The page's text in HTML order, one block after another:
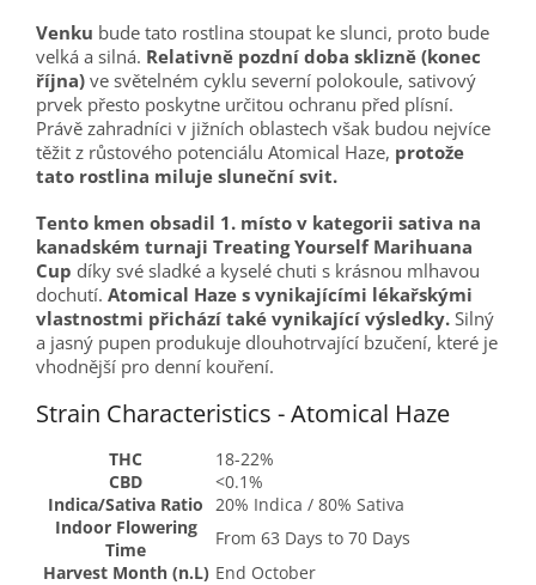
Venku bude tato rostlina stoupat ke slunci, proto bude
velká a silná. Relativně pozdní doba sklizně (konec
října) ve světelném cyklu severní polokoule, sativový
prvek přesto poskytne určitou ochranu před plísní.
Právě zahradníci v jižních oblastech však budou nejvíce
těžit z růstového potenciálu Atomical Haze, protože
tato rostlina miluje sluneční svit.
Tento kmen obsadil 1. místo v kategorii sativa na
kanadském turnaji Treating Yourself Marihuana
Cup díky své sladké a kyselé chuti s krásnou mlhavou
dochutí. Atomical Haze s vynikajícími lékařskými
vlastnostmi přichází také vynikající výsledky. Silný
a jasný pupen produkuje dlouhotrvající bzučení, které je
vhodnější pro denní kouření.
Strain Characteristics - Atomical Haze
THC
18-22%
CBD
<0.1%
Indica/Sativa Ratio 20% Indica / 80% Sativa
Indoor Flowering
Time
From 63 Days to 70 Days
Harvest Month (n.L) End October